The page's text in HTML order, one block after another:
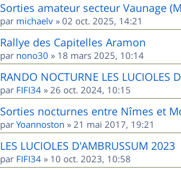
Sorties amateur secteur Vaunage
par michaelv » 02 oct. 2025, 14:21
Rallye des Capitelles Aramon
par nono30 » 18 mars 2025, 10:14
RANDO NOCTURNE LES LUCIOLES
par FIFI34 » 26 oct. 2024, 10:15
Sorties nocturnes entre Nîmes et
par Yoannoston » 21 mai 2017, 19:21
LES LUCIOLES D'AMBRUSSUM 2023
par FIFI34 » 10 oct. 2023, 10:58